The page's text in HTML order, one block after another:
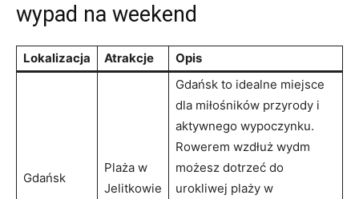
wypad na weekend
Lokalizacja Atrakcje Opis
Gdańsk
Plaża w
Jelitkowie
Gdańsk to idealne ​miejsce
dla ⁣miłośników przyrody i
aktywnego ⁤wypoczynku.
Rowerem wzdłuż wydm
możesz dotrzeć do
urokliwej plaży w